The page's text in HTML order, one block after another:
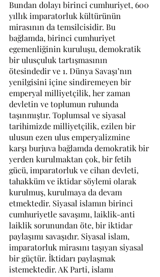
Bundan dolayı birinci cumhuriyet, 600
yıllık imparatorluk kültürünün
mirasının da temsilcisidir. Bu
bağlamda, birinci cumhuriyet
egemenliğinin kuruluşu, demokratik
bir ulusçuluk tartışmasının
ötesindedir ve 1. Dünya Savaşı’nın
yenilgisini içine sindiremeyen bir
emperyal milliyetçilik, her zaman
devletin ve toplumun ruhunda
taşınmıştır. Toplumsal ve siyasal
tarihimizde milliyetçilik, ezilen bir
ulusun ezen ulus emperyalizmine
karşı burjuva bağlamda demokratik bir
yerden kurulmaktan çok, bir fetih
gücü, imparatorluk ve cihan devleti,
tahakküm ve iktidar söylemi olarak
kurulmuş, kurulmaya da devam
etmektedir. Siyasal islamın birinci
cumhuriyetle savaşımı, laiklik-anti
laiklik sorunundan öte, bir iktidar
paylaşımı savaşıdır. Siyasal islam,
imparatorluk mirasını taşıyan siyasal
bir güçtür. İktidarı paylaşmak
istemektedir. AK Parti, islamı